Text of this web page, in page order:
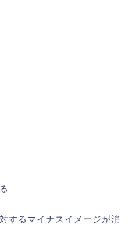
するマイナスイメージが消